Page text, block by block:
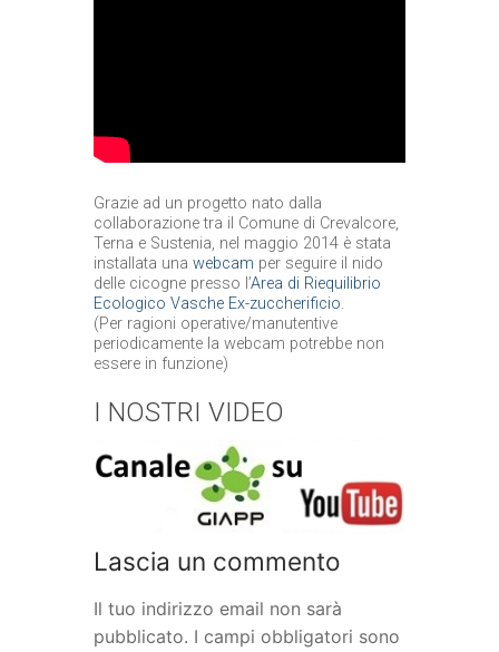
Grazie ad un progetto nato dalla
collaborazione tra il Comune di Crevalcore,
Terna e Sustenia, nel maggio 2014 è stata
installata una webcam per seguire il nido
delle cicogne presso l’Area di Riequilibrio
Ecologico Vasche Ex-zuccherificio.
(Per ragioni operative/manutentive
periodicamente la webcam potrebbe non
essere in funzione)
I NOSTRI VIDEO
Lascia un commento
Il tuo indirizzo email non sarà
pubblicato. I campi obbligatori sono